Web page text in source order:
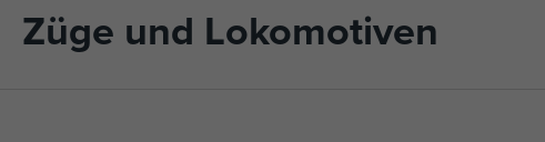
Züge und Lokomotiven